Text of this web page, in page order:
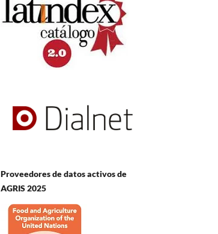
Proveedores de datos activos de
AGRIS 2025